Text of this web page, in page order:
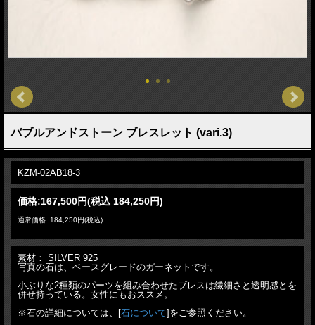
バブルアンドストーン ブレスレット (vari.3)
KZM-02AB18-3
価格:167,500円(税込 184,250円)
通常価格: 184,250円(税込)
素材： SILVER 925
写真の石は、ベースグレードのガーネットです。
小ぶりな2種類のパーツを組み合わせたブレスは繊細さと透明感とを
併せ持っている。女性にもおススメ。
※石の詳細については、[石について]をご参照ください。